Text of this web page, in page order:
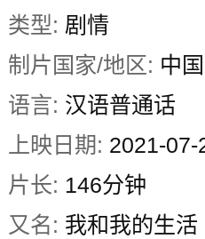
类型: 剧情
制片国家/地区: 中
语言: 汉语普通话
上映日期: 2021-07-
片长: 146分钟
又名: 我和我的生活